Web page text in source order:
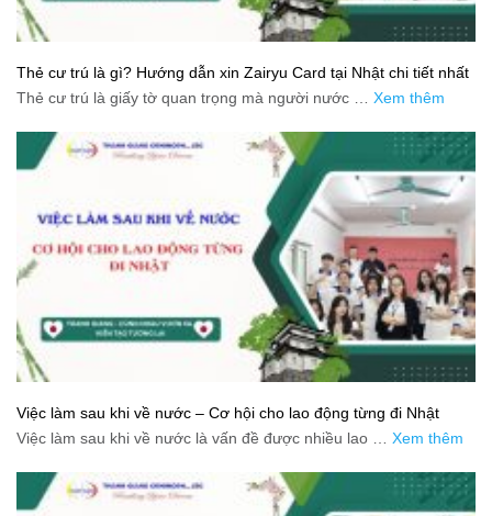
Thẻ cư trú là gì? Hướng dẫn xin Zairyu Card tại Nhật chi tiết nhất
Thẻ cư trú là giấy tờ quan trọng mà người nước … Xem thêm
Việc làm sau khi về nước – Cơ hội cho lao động từng đi Nhật
Việc làm sau khi về nước là vấn đề được nhiều lao … Xem thêm